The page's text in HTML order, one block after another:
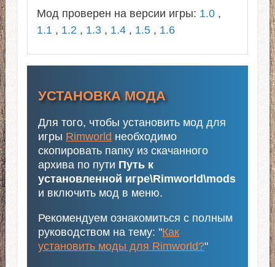
Мод проверен на версии игры: 1.0,
1.1, 1.2, 1.3, 1.4, 1.5, 1.6
УСТАНОВКА МОДА
Для того, чтобы установить мод для
игры Rimworld необходимо
скопировать папку из скачанного
архива по пути Путь к
установленной игре\Rimworld\mods
и включить мод в меню.
Рекомендуем ознакомиться с полным
руководством на тему: "Как
установить моды для Rimworld?"